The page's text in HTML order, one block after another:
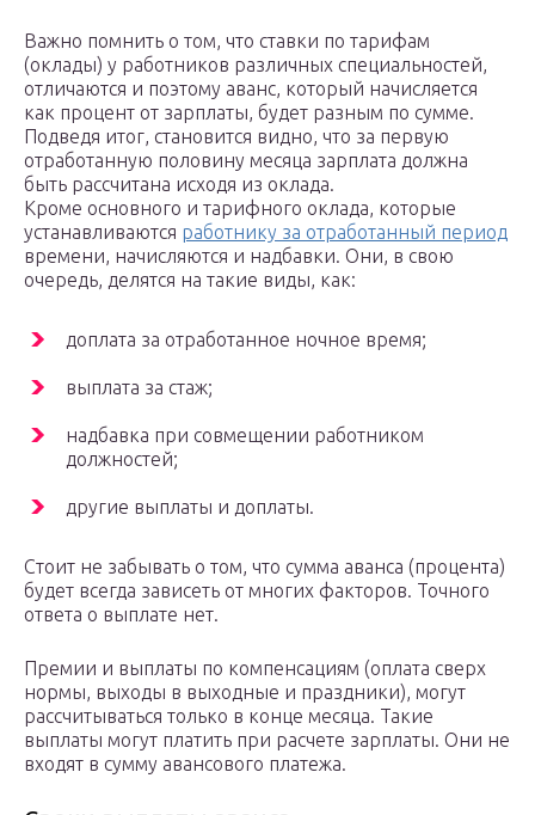
Важно помнить о том, что ставки по тарифам
(оклады) у работников различных специальностей,
отличаются и поэтому аванс, который начисляется
как процент от зарплаты, будет разным по сумме.
Подведя итог, становится видно, что за первую
отработанную половину месяца зарплата должна
быть рассчитана исходя из оклада.
Кроме основного и тарифного оклада, которые
устанавливаются работнику за отработанный период
времени, начисляются и надбавки. Они, в свою
очередь, делятся на такие виды, как:
доплата за отработанное ночное время;
выплата за стаж;
надбавка при совмещении работником
должностей;
другие выплаты и доплаты.
Стоит не забывать о том, что сумма аванса (процента)
будет всегда зависеть от многих факторов. Точного
ответа о выплате нет.
Премии и выплаты по компенсациям (оплата сверх
нормы, выходы в выходные и праздники), могут
рассчитываться только в конце месяца. Такие
выплаты могут платить при расчете зарплаты. Они не
входят в сумму авансового платежа.